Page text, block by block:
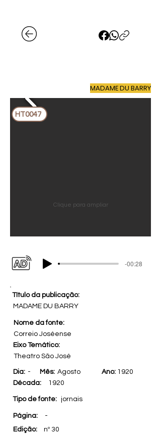
MADAME DU BARRY
HT0047
Clique para ampliar
-00:28
Título da publicação:
MADAME DU BARRY
Nome da fonte:
Correio Joséense
Eixo Temático:
Theatro São José
Dia: - Mês:Agosto Ano:1920
Década:
1920
Tipo de fonte: jornais
Página:
-
Edição:
nº 30